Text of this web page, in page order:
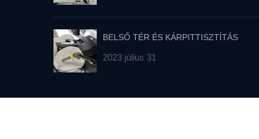
BELSŐ TÉR ÉS KÁRPITTISZTÍTÁS
2023 július 31